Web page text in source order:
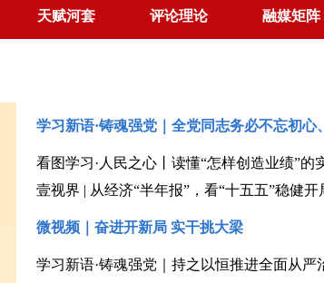
天赋河套 评论理论 融媒矩阵
学习新语·铸魂强党｜全党同志务必不忘初心
看图学习·人民之心丨读懂“怎样创造业绩”的
壹视界 | 从经济“半年报”，看“十五五”稳健开
微视频｜奋进开新局 实干挑大梁
学习新语·铸魂强党｜持之以恒推进全面从严